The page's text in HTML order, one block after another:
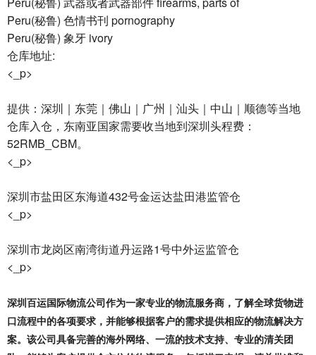
Peru(秘鲁) 色情书刊 pornography
Peru(秘鲁) 象牙 ivory
仓库地址:
<_p>
提供：深圳｜东莞｜佛山｜广州｜汕头｜中山｜顺德等当地
仓库入仓，东南亚国家需要收当地到深圳头程费：
52RMB_CBM。
<_p>
深圳市盐田区东海道432号金运达盐田港监管仓
<_p>
深圳市龙岗区南湾街道丹运路1号中外运监管仓
<_p>
深圳百运国际物流公司作为一家专业的物流服务商，了解全球货物进
口流程中的各项要求，并能够根据客户的需求提供相应的物流解决方
案。该公司具备完善的海外网络、一流的技术支持、专业的清关团